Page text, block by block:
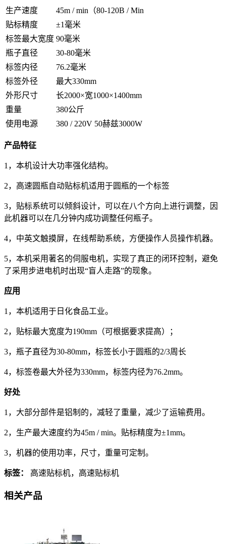
生产速度
45m / min（80-120B / Min
贴标精度
±1毫米
标签最大宽度 90毫米
瓶子直径
30-80毫米
标签内径
76.2毫米
标签外径
最大330mm
外形尺寸
长2000×宽1000×1400mm
重量
380公斤
使用电源
380 / 220V 50赫兹3000W
产品特征
1，本机设计大功率强化结构。
2，高速圆瓶自动贴标机适用于圆瓶的一个标签
3，贴标系统可以倾斜设计，可以在八个方向上进行调整，因
此机器可以在几分钟内成功调整任何瓶子。
4，中英文触摸屏，在线帮助系统，方便操作人员操作机器。
5，本机采用著名的伺服电机，实现了真正的闭环控制，避免
了采用步进电机时出现“盲人走路”的现象。
应用
1，本机适用于日化食品工业。
2，贴标最大宽度为190mm（可根据要求提高）；
3，瓶子直径为30-80mm，标签长小于圆瓶的2/3周长
4，标签卷最大外径为330mm，标签内径为76.2mm。
好处
1，大部分部件是铝制的，减轻了重量，减少了运输费用。
2，生产最大速度约为45m / min。贴标精度为±1mm。
3，机器的使用功率，尺寸，重量可定制。
标签： 高速贴标机，高速贴标机
相关产品